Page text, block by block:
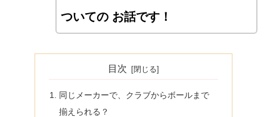
ついての お話です！
目次
同じメーカーで、クラブからボールまで
揃えられる？